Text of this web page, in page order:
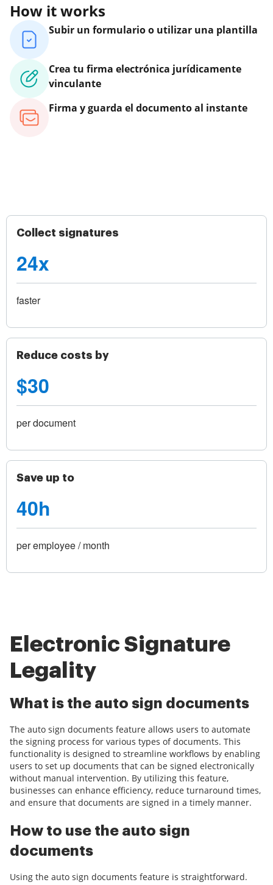
How it works
Subir un formulario o utilizar una plantilla
Crea tu firma electrónica jurídicamente
vinculante
Firma y guarda el documento al instante
Collect signatures
24x
faster
Reduce costs by
$30
per document
Save up to
40h
per employee / month
Electronic Signature
Legality
What is the auto sign documents
The auto sign documents feature allows users to automate
the signing process for various types of documents. This
functionality is designed to streamline workflows by enabling
users to set up documents that can be signed electronically
without manual intervention. By utilizing this feature,
businesses can enhance efficiency, reduce turnaround times,
and ensure that documents are signed in a timely manner.
How to use the auto sign
documents
Using the auto sign documents feature is straightforward.